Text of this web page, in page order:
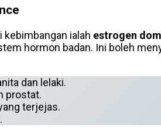
ialah estrogen
hormon badan. Ini boleh
dan lelaki.
prostat.
terjejas.